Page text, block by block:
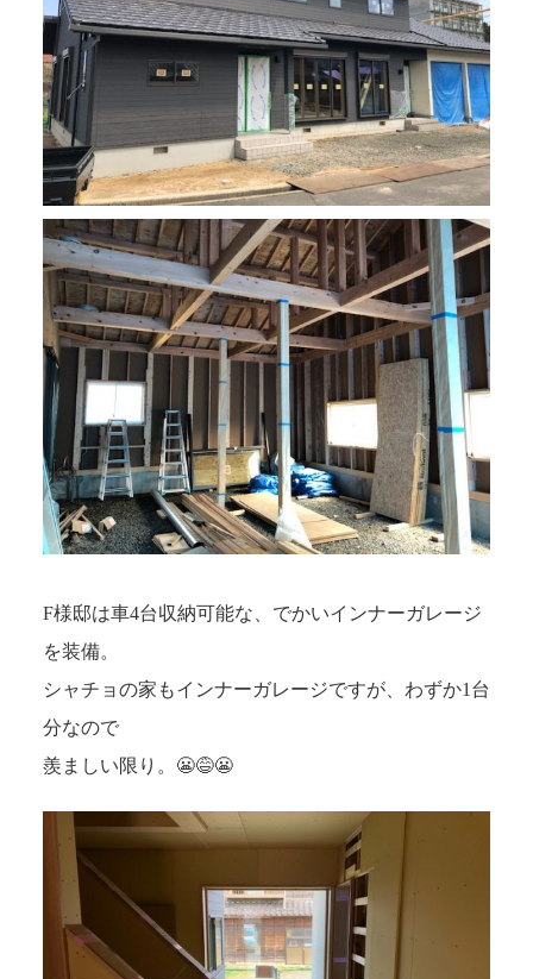
F様邸は車4台収納可能な、でかいインナーガレージ
を装備。
シャチョの家もインナーガレージですが、わずか1台
分なので
羨ましい限り。😬😅😬